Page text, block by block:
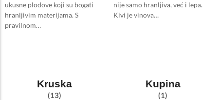
ukusne plodove koji su bogati
hranljivim materijama. S
pravilnom…
nije samo hranljiva, već i lepa.
Kivi je vinova…
Kruska
(13)
Kupina
(1)